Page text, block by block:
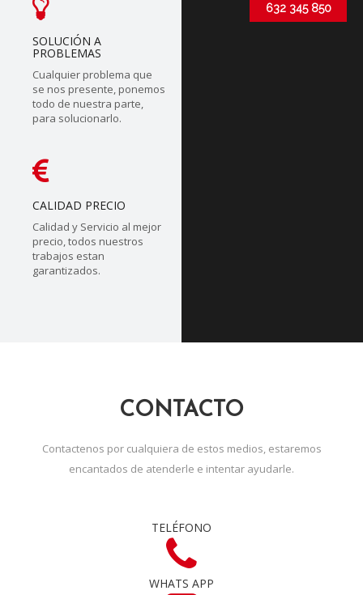
SOLUCIÓN A
PROBLEMAS
Cualquier problema que
se nos presente, ponemos
todo de nuestra parte,
para solucionarlo.
CALIDAD PRECIO
Calidad y Servicio al mejor
precio, todos nuestros
trabajos estan
garantizados.
632 345 850
CONTACTO
Contactenos por cualquiera de estos medios, estaremos
encantados de atenderle e intentar ayudarle.
TELÉFONO
WHATS APP